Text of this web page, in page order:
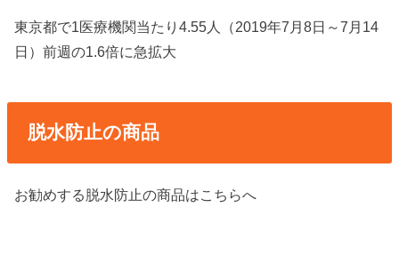
東京都で1医療機関当たり4.55人（2019年7月8日～7月14
日）前週の1.6倍に急拡大
脱水防止の商品
お勧めする脱水防止の商品はこちらへ